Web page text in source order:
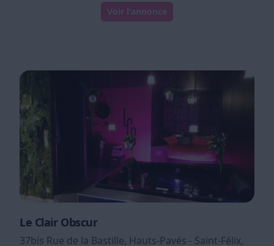
Voir l'annonce
Le Clair Obscur
37bis Rue de la Bastille, Hauts-Pavés - Saint-Félix,